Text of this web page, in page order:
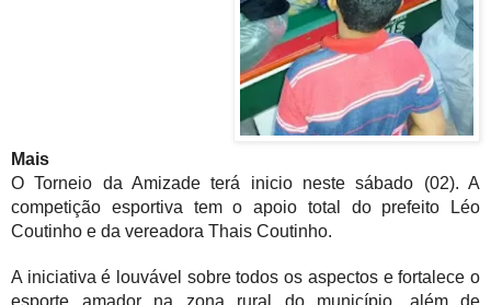
Mais
O Torneio da Amizade terá inicio neste sábado (02). A
competição esportiva tem o apoio total do prefeito Léo
Coutinho e da vereadora Thais Coutinho.
A iniciativa é louvável sobre todos os aspectos e fortalece o